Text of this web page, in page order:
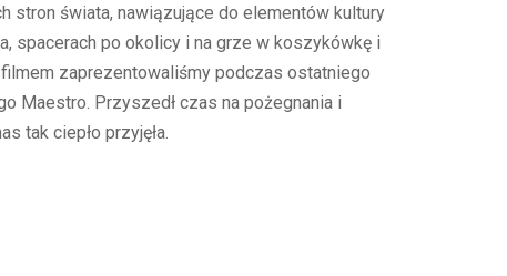
stron świata, nawiązujące do elementów kultury
spacerach po okolicy i na grze w koszykówkę i
zaprezentowaliśmy podczas ostatniego
Maestro. Przyszedł czas na pożegnania i
tak ciepło przyjęła.